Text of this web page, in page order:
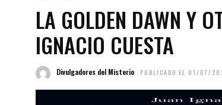
LA GOLDEN DAWN Y
IGNACIO CUESTA
Divulgadores del Misterio PUBLICADO EL 01/07/